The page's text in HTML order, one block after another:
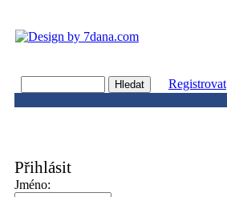
Registrovat
Přihlásit
Jméno: